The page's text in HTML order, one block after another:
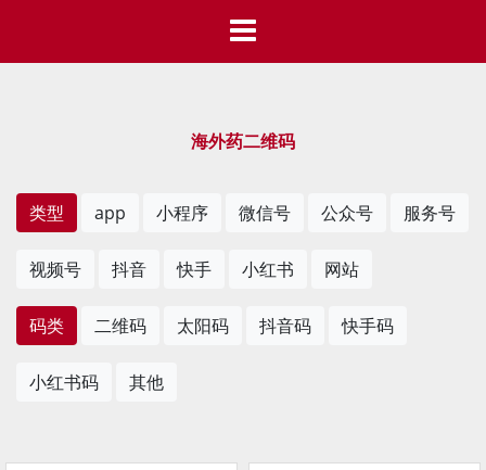
海外药二维码
类型 app 小程序 微信号 公众号 服务号
视频号 抖音 快手 小红书 网站
码类 二维码 太阳码 抖音码 快手码
小红书码 其他